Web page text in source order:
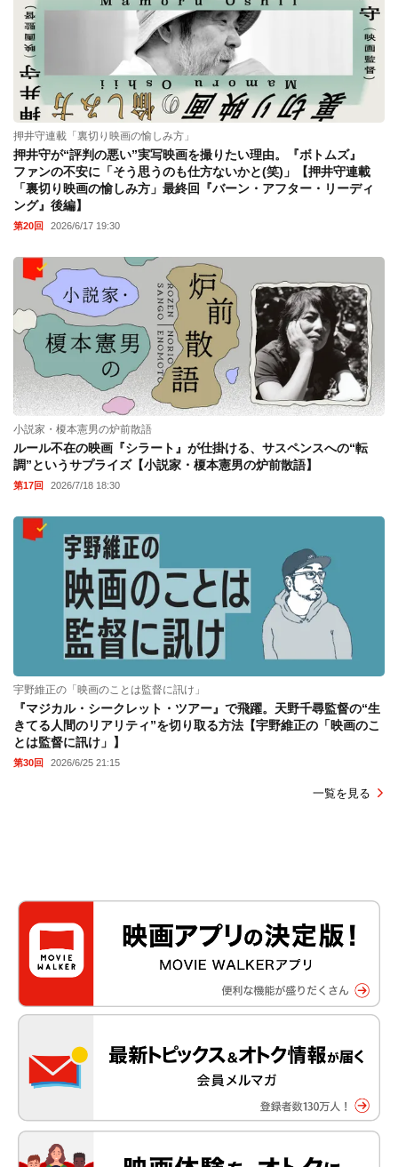
押井守連載「裏切り映画の愉しみ方」
押井守が“評判の悪い”実写映画を撮りたい理由。『ボトムズ』
ファンの不安に「そう思うのも仕方ないかと(笑)」【押井守連載
「裏切り映画の愉しみ方」最終回『バーン・アフター・リーディ
ング』後編】
第20回 2026/6/17 19:30
小説家・榎本憲男の炉前散語
ルール不在の映画『シラート』が仕掛ける、サスペンスへの“転
調”というサプライズ【小説家・榎本憲男の炉前散語】
第17回 2026/7/18 18:30
宇野維正の「映画のことは監督に訊け」
『マジカル・シークレット・ツアー』で飛躍。天野千尋監督の“生
きてる人間のリアリティ”を切り取る方法【宇野維正の「映画のこ
とは監督に訊け」】
第30回 2026/6/25 21:15
一覧を見る